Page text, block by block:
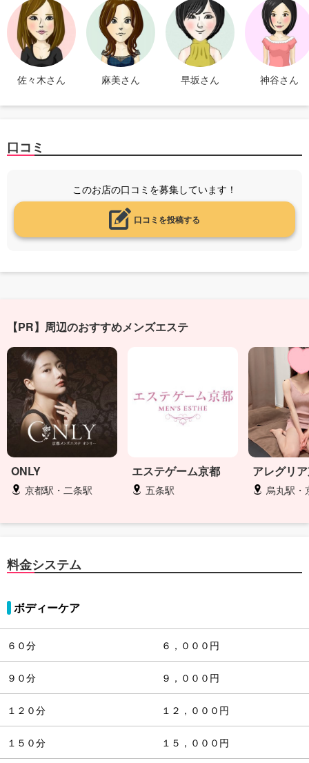
佐々木さん 麻美さん 早坂さん 神谷さん
口コミ
このお店の口コミを募集しています！
口コミを投稿する
【PR】周辺のおすすめメンズエステ
ONLY
京都駅・二条駅
エステゲーム京都
五条駅
アレグリ
烏丸駅・
料金システム
ボディーケア
６０分 ６，０００円
９０分 ９，０００円
１２０分 １２，０００円
１５０分 １５，０００円